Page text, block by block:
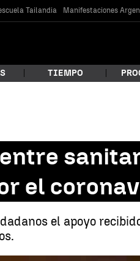
Tailandia Manifestaciones
buscando?
TIEMPO
el
el apoyo